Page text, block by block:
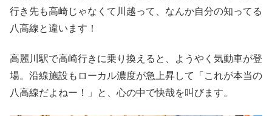
行き先も高崎じゃなくて川越って、なんか自分の知ってる
八高線と違います！
高麗川駅で高崎行きに乗り換えると、ようやく気動車が登
場。沿線施設もローカル濃度が急上昇して「これが本当の
八高線だよねー！」と、心の中で快哉を叫びます。